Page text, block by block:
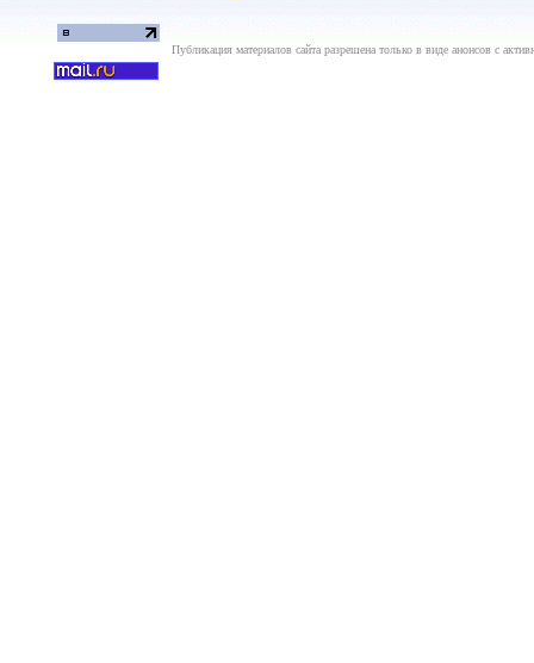
Публикация материалов сайта разрешена только в виде анонсов с